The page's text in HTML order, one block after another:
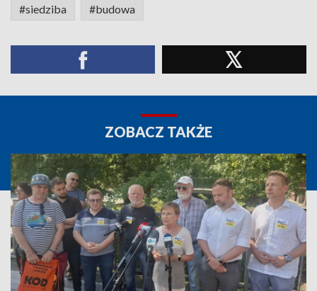
#siedziba #budowa
ZOBACZ TAKŻE